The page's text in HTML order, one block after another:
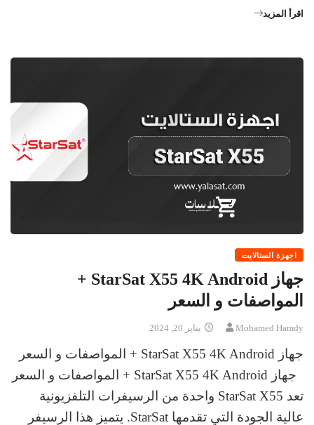
اقرأ المزيد
اجهزة الستالايت
جهاز StarSat X55 4K Android +
المواصفات و السعر
Mohamed Hamdy يناير 20, 2024
جهاز StarSat X55 4K Android + المواصفات و السعر
جهاز StarSat X55 4K Android + المواصفات و السعر
تعد StarSat X55 واحدة من الرسيفرات التلفزيونية
عالية الجودة التي تقدمها StarSat. يتميز هذا الرسيفر